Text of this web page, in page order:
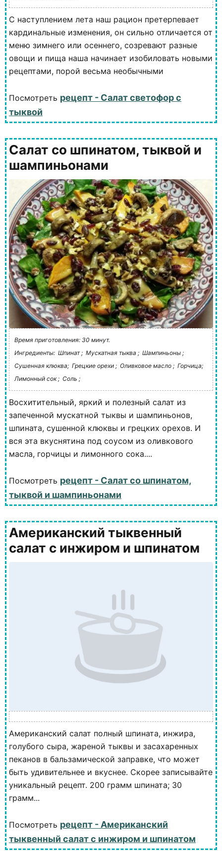
С наступлением лета наш рацион претерпевает
кардинальные изменения, он сильно отличается от
меню зимнего или осеннего, созревают разные
овощи и пища наша начинает изобиловать новыми
рецептами, порой весьма необычными
Посмотреть рецепт - Салат светофор с
тыквой
Салат со шпинатом, тыквой и
шампиньонами
Время приготовления: 30 минут.
Ингредиенты: Шпинат ; Мускатная тыква ; Шампиньоны ;
Сушенная клюква; Грецкие орехи ; Оливковое масло ; Горчица;
Лимонный сок ; Соль ;
Восхитительный, яркий и полезный салат из
запеченной мускатной тыквы и шампиньонов,
шпината, сушенной клюквы и грецких орехов. И
вся эта вкуснятина под соусом из оливкового
масла, горчицы и лимонного сока....
Посмотреть рецепт - Салат со шпинатом,
тыквой и шампиньонами
Американский тыквенный
салат с инжиром и шпинатом
Американский салат полный шпината, инжира,
голубого сыра, жареной тыквы и засахаренных
пеканов в бальзамической заправке, что может
быть удивительнее и вкуснее. Скорее записывайте
уникальный рецепт. 200 грамм шпината; 30
грамм...
Посмотреть рецепт - Американский
тыквенный салат с инжиром и шпинатом